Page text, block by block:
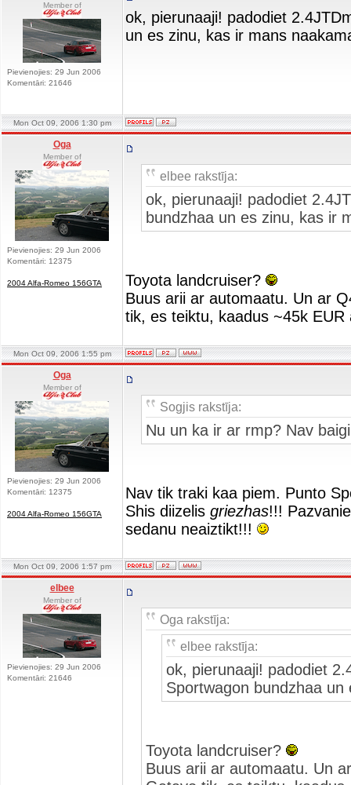
Member of
Pievienojies: 29 Jun 2006
Komentāri: 21646
ok, pierunaaji! padodiet
un es zinu, kas ir mans
Mon Oct 09, 2006 1:30 pm
Oga
Member of
Pievienojies: 29 Jun 2006
Komentāri: 12375
2004 Alfa-Romeo 156GTA
elbee rakstīja:
ok, pierunaaji! padodiet
bundzhaa un es zinu, kas ir
Toyota landcruiser?
Buus arii ar automaatu. Un ar
tik, es teiktu, kaadus ~45k
Mon Oct 09, 2006 1:55 pm
Oga
Member of
Pievienojies: 29 Jun 2006
Komentāri: 12375
2004 Alfa-Romeo 156GTA
Sogjis rakstīja:
Nu un ka ir ar rmp? Nav
Nav tik traki kaa piem. Punto
Shis diizelis griezhas!!!
sedanu neaiztikt!!!
Mon Oct 09, 2006 1:57 pm
elbee
Member of
Pievienojies: 29 Jun 2006
Komentāri: 21646
Oga rakstīja:
elbee rakstīja:
ok, pierunaaji! padodiet
Sportwagon bundzhaa
Toyota landcruiser?
Buus arii ar automaatu. Un